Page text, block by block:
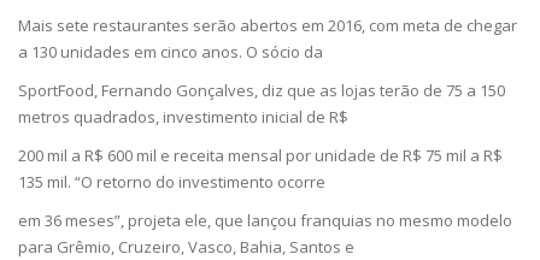
Mais sete restaurantes serão abertos em 2016, com meta de chegar
a 130 unidades em cinco anos. O sócio da
SportFood, Fernando Gonçalves, diz que as lojas terão de 75 a 150
metros quadrados, investimento inicial de R$
200 mil a R$ 600 mil e receita mensal por unidade de R$ 75 mil a R$
135 mil. “O retorno do investimento ocorre
em 36 meses”, projeta ele, que lançou franquias no mesmo modelo
para Grêmio, Cruzeiro, Vasco, Bahia, Santos e